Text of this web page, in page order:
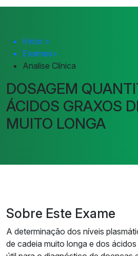
Início >
Exames>
Analise Clínica
DOSAGEM
ÁCIDOS GRAXOS
MUITO LONGA
Sobre Este Exame
A determinação dos níveis
de cadeia muito longa e dos